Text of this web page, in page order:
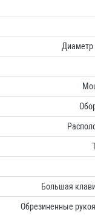
Диаметр
Большая
Обрезиненные